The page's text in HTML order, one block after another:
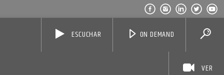
ON DEMAND
ESCUCHAR
VER